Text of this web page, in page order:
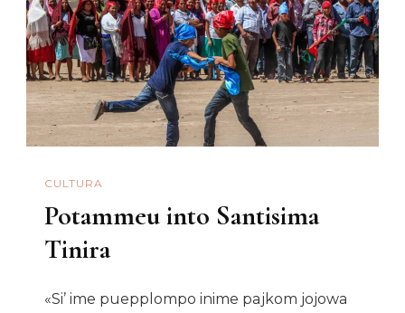
CULTURA
Potammeu into Santisima
Tinira
«Si’ ime puepplompo inime pajkom jojowa